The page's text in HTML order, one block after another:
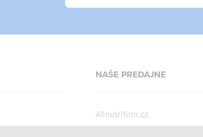
NAŠE PREDAJNE
Allnutrition.cz